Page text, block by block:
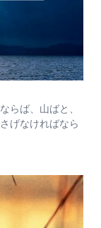
らば、山ばと、
げなければなら